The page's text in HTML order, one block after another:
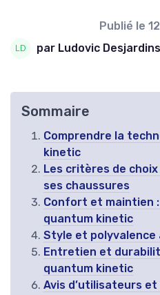
Publié le
par Ludovic Desjardins
Sommaire
Comprendre la
kinetic
Les critères de
ses chaussures
Confort et maintien
quantum kinetic
Style et polyvalence
Entretien et
quantum kinetic
Avis d’utilisateurs